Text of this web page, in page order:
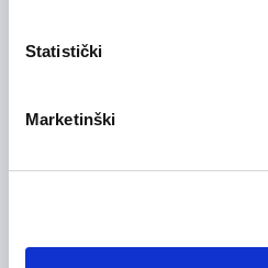
Statistički
Marketinški
Call